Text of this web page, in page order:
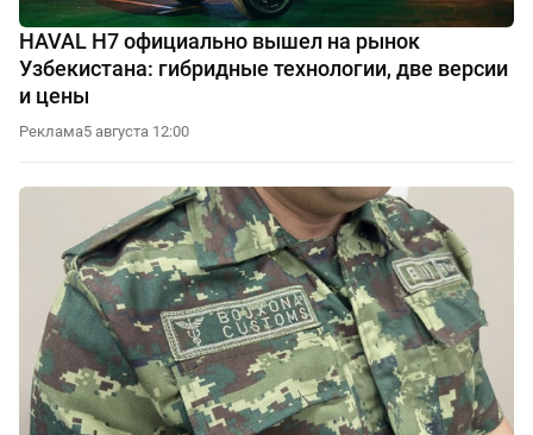
HAVAL H7 официально вышел на рынок
Узбекистана: гибридные технологии, две версии
и цены
Реклама5 августа 12:00